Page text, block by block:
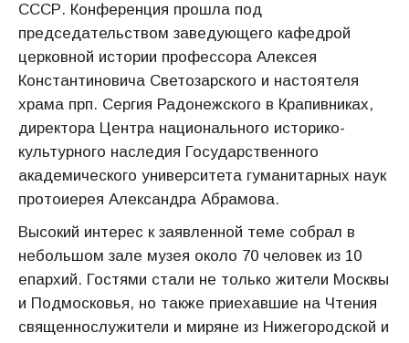
СССР. Конференция прошла под
председательством заведующего кафедрой
церковной истории профессора Алексея
Константиновича Светозарского и настоятеля
храма прп. Сергия Радонежского в Крапивниках,
директора Центра национального историко-
культурного наследия Государственного
академического университета гуманитарных наук
протоиерея Александра Абрамова.
Высокий интерес к заявленной теме собрал в
небольшом зале музея около 70 человек из 10
епархий. Гостями стали не только жители Москвы
и Подмосковья, но также приехавшие на Чтения
священнослужители и миряне из Нижегородской и